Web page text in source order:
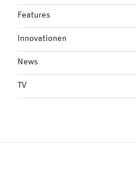
Features
Innovationen
News
TV